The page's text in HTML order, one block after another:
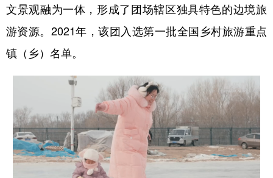
文景观融为一体，形成了团场辖区独具特色的边境旅
游资源。2021年，该团入选第一批全国乡村旅游重点
镇（乡）名单。